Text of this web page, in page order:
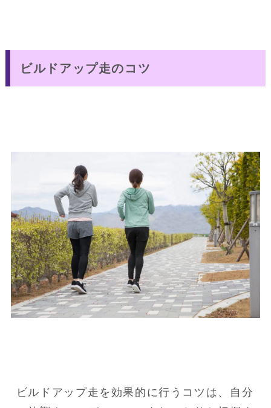
ビルドアップ走のコツ
ビルドアップ走を効果的に行うコツは、自分